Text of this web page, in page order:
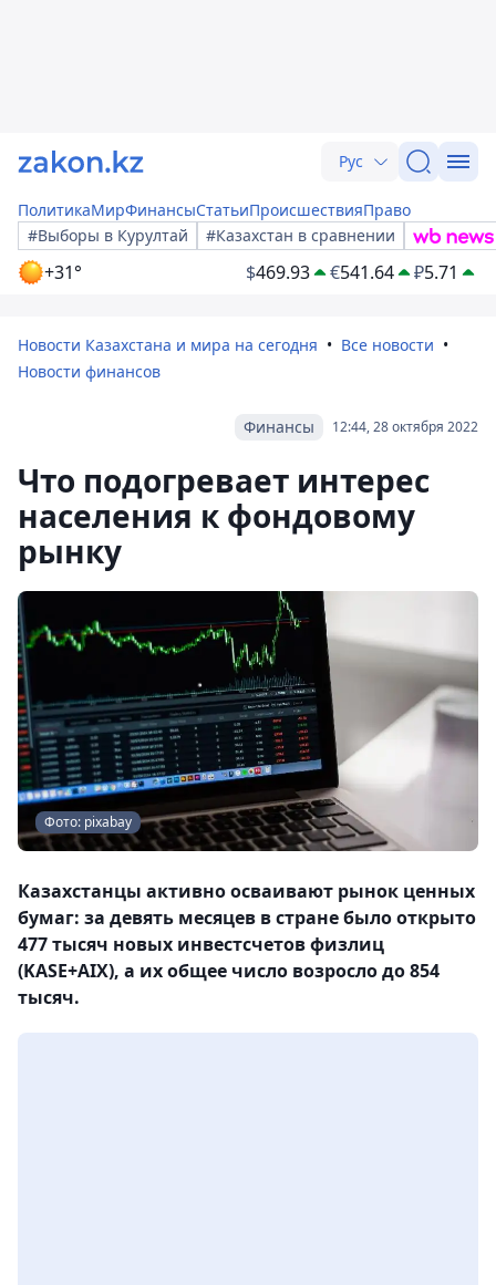
Рус
ПолитикаМирФинансыСтатьиПроисшествияПраво
#Выборы в Курултай
#Казахстан в сравнении
+31° $469.93 €541.64 ₽5.71
Новости Казахстана и мира на сегодня
Все новости
Новости финансов
12:44, 28 октября 2022
Финансы
Что подогревает интерес
населения к фондовому
рынку
Фото: pixabay
Казахстанцы активно осваивают рынок ценных
бумаг: за девять месяцев в стране было открыто
477 тысяч новых инвестсчетов физлиц
(KASE+AIX), а их общее число возросло до 854
тысяч.